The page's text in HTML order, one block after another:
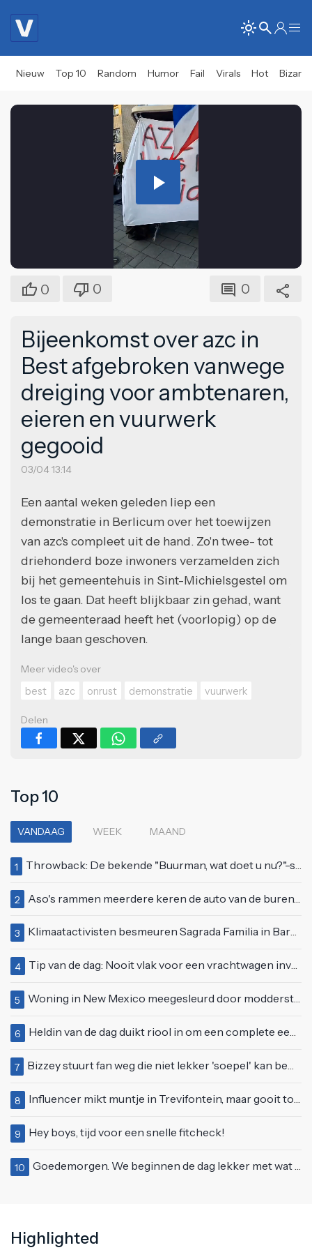
Nieuw Top 10 Random Humor Fail Virals Hot Bizar
Play
Video
0 0 0
Bijeenkomst over azc in
Best afgebroken vanwege
dreiging voor ambtenaren,
eieren en vuurwerk
gegooid
03/04 13:14
Een aantal weken geleden liep een
demonstratie in Berlicum over het toewijzen
van azc's compleet uit de hand. Zo'n twee- tot
driehonderd boze inwoners verzamelden zich
bij het gemeentehuis in Sint-Michielsgestel om
los te gaan. Dat heeft blijkbaar zin gehad, want
de gemeenteraad heeft het (voorlopig) op de
lange baan geschoven.
Meer video's over
best
azc onrust demonstratie vuurwerk
Delen
Top 10
VANDAAG WEEK MAAND
1 Throwback: De bekende "Buurman, wat doet u nu?"-scène uit Flodder met Tatjana Šimić
2 Aso's rammen meerdere keren de auto van de buren, maar doen alsof er niets gebeurd is
3 Klimaatactivisten besmeuren Sagrada Familia in Barcelona met lading verf
4 Tip van de dag: Nooit vlak voor een vrachtwagen invoegen
5 Woning in New Mexico meegesleurd door modderstroom
6 Heldin van de dag duikt riool in om een complete eendenfamilie te redden
7 Bizzey stuurt fan weg die niet lekker 'soepel' kan bewegen op podium
8 Influencer mikt muntje in Trevifontein, maar gooit toerist bijna knock-out
9 Hey boys, tijd voor een snelle fitcheck!
10 Goedemorgen. We beginnen de dag lekker met wat rek- en strekoefeningen
Highlighted